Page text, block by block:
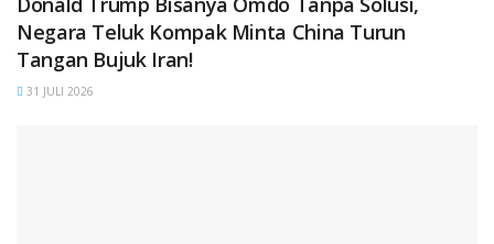
Negara Teluk Kompak Minta China Turun
Tangan Bujuk Iran!
31 JULI 2026